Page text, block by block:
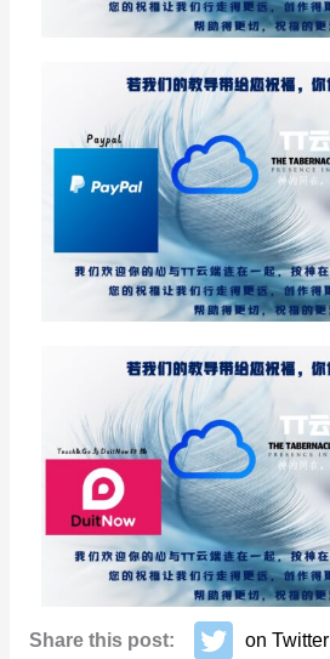
Share this post: on Twitter